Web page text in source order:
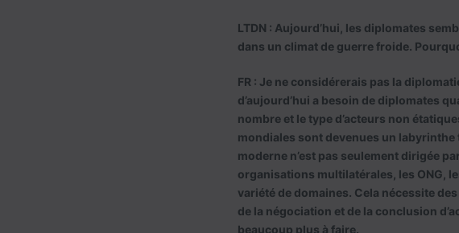
LTDN : Aujourd’hui, les diplomates
dans un climat de guerre froide.
FR : Je ne considérerais pas la
d’aujourd’hui a besoin de diplomates
nombre et le type d’acteurs non
mondiales sont devenues un
moderne n’est pas seulement dirigée
organisations multilatérales, les ONG,
variété de domaines. Cela nécessite
de la négociation et de la conclusion
beaucoup plus à faire.